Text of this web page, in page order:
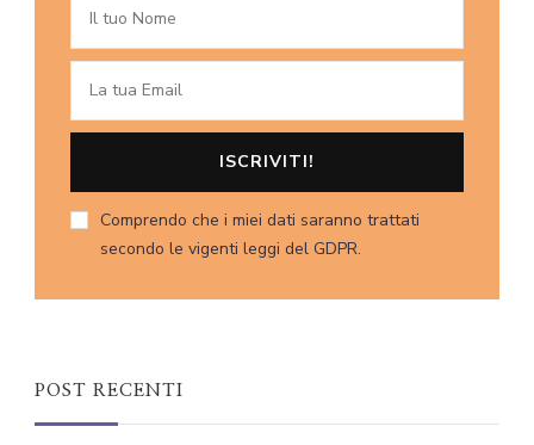
Comprendo che i miei dati saranno trattati
secondo le vigenti leggi del GDPR.
POST RECENTI